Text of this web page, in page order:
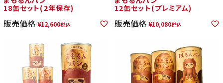
18缶セット(2年保存)
販売価格 ¥12,600税込
12缶セット(プレミアム)
販売価格 ¥10,080税込